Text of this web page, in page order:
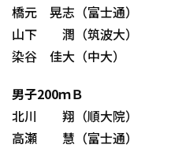
橋元 晃志（富士通）
山下 潤（筑波大）
染谷 佳大（中大）
男子200ｍＢ
北川 翔（順大院）
高瀬 慧（富士通）